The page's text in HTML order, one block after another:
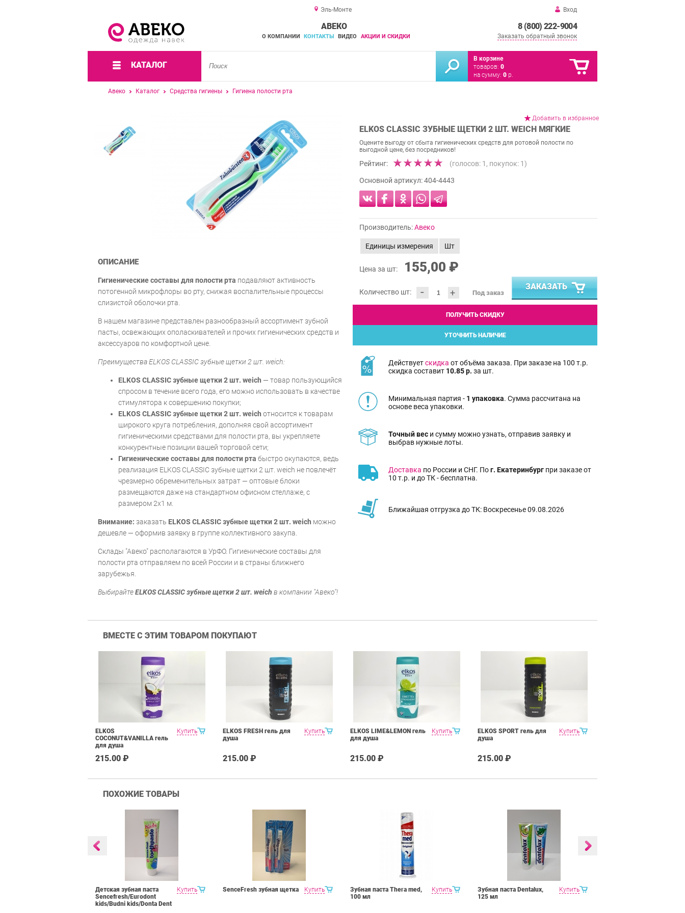
Эль-Монте Вход
8 (800) 222-9004
Заказать обратный звонок
АВЕКО
О КОМПАНИИ КОНТАКТЫ ВИДЕО АКЦИИ И СКИДКИ
КАТАЛОГ
В корзине
товаров: 0
на сумму: 0 р.
Авеко Каталог Средства гигиены Гигиена полости рта
Добавить в избранное
ELKOS CLASSIC ЗУБНЫЕ ЩЕТКИ 2 ШТ. WEICH МЯГКИЕ
Оцените выгоду от сбыта гигиенических средств для ротовой полости по
выгодной цене, без посредников!
Рейтинг: (голосов: 1 , покупок: 1)
Основной артикул:404-4443
Производитель:Авеко
Единицы измерения Шт
Цена за шт: 155,00 ₽
Количество шт: - + Под заказ
ЗАКАЗАТЬ
ПОЛУЧИТЬ СКИДКУ
УТОЧНИТЬ НАЛИЧИЕ
Действуетскидка от объёма заказа. При заказе на 100 т.р.
скидка составит 10.85 р. за шт.
Минимальная партия - 1 упаковка. Сумма рассчитана на
основе веса упаковки.
Точный вес и сумму можно узнать, отправив заявку и
выбрав нужные лоты.
Доставка по России и СНГ. Пог. Екатеринбург при заказе от
10 т.р. и до ТК - бесплатна.
Ближайшая отгрузка до ТК: Воскресенье 09.08.2026
ОПИСАНИЕ
Гигиенические составы для полости рта подавляют активность
потогенной микрофлоры во рту, cнижая воспалительные процессы
слизистой оболочки рта.
В нашем магазине представлен разнообразный ассортимент зубной
пасты, освежающих ополаскивателей и прочих гигиенических средств и
аксессуаров по комфортной цене.
Преимущества ELKOS CLASSIC зубные щетки 2 шт. weich:
ELKOS CLASSIC зубные щетки 2 шт. weich — товар пользующийся
спросом в течение всего года, его можно использовать в качестве
стимулятора к совершению покупки;
ELKOS CLASSIC зубные щетки 2 шт. weich относится к товарам
широкого круга потребления, дополняя свой ассортимент
гигиеническими средствами для полости рта, вы укрепляете
конкурентные позиции вашей торговой сети;
Гигиенические составы для полости рта быстро окупаются, ведь
реализация ELKOS CLASSIC зубные щетки 2 шт. weich не повлечёт
чрезмерно обременительных затрат — оптовые блоки
размещаются даже на стандартном офисном стеллаже, с
размером 2х1 м.
Внимание: заказать ELKOS CLASSIC зубные щетки 2 шт. weich можно
дешевле — оформив заявку в группе коллективного закупа.
Склады "Авеко" располагаются в УрФО. Гигиенические составы для
полости рта отправляем по всей России и в страны ближнего
зарубежья.
ВыбирайтеELKOS CLASSIC зубные щетки 2 шт. weich в компании "Авеко"!
ВМЕСТЕ С ЭТИМ ТОВАРОМ ПОКУПАЮТ
Купить
ELKOS
COCONUT&VANILLA гель
для душа
215.00 ₽
Купить
ELKOS FRESH гель для
душа
215.00 ₽
Купить
ELKOS LIME&LEMON гель
для душа
215.00 ₽
Купить
ELKOS SPORT гель для
душа
215.00 ₽
ПОХОЖИЕ ТОВАРЫ
Купить
Детская зубная паста
Sencefresh/Eurodont
kids/Budni kids/Donta Dent
Купить
SenceFresh зубная щетка Купить
Зубная паста Thera med,
100 мл
Купить
Зубная паста Dentalux,
125 мл